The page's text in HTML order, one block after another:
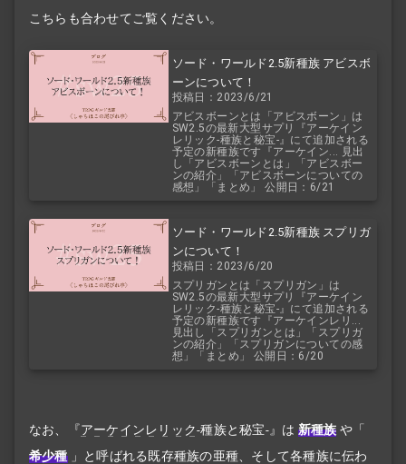
こちらも合わせてご覧ください。
ソード・ワールド2.5新種族 アビスボ
ーンについて！
投稿日：2023/6/21
アビスボーンとは「アビスボーン」は
SW2.5の最新大型サプリ『アーケイン
レリック-種族と秘宝-』にて追加される
予定の新種族です『アーケイン... 見出
し「アビスボーンとは」「アビスボー
ンの紹介」「アビスボーンについての
感想」「まとめ」 公開日：6/21
ソード・ワールド2.5新種族 スプリガ
ンについて！
投稿日：2023/6/20
スプリガンとは「スプリガン」は
SW2.5の最新大型サプリ『アーケイン
レリック-種族と秘宝-』にて追加される
予定の新種族です『アーケインレリ...
見出し「スプリガンとは」「スプリガ
ンの紹介」「スプリガンについての感
想」「まとめ」 公開日：6/20
なお、『アーケインレリック-種族と秘宝-』は 新種族 や「
希少種」
と呼ばれる既存種族の亜種、そして各種族に伝わ